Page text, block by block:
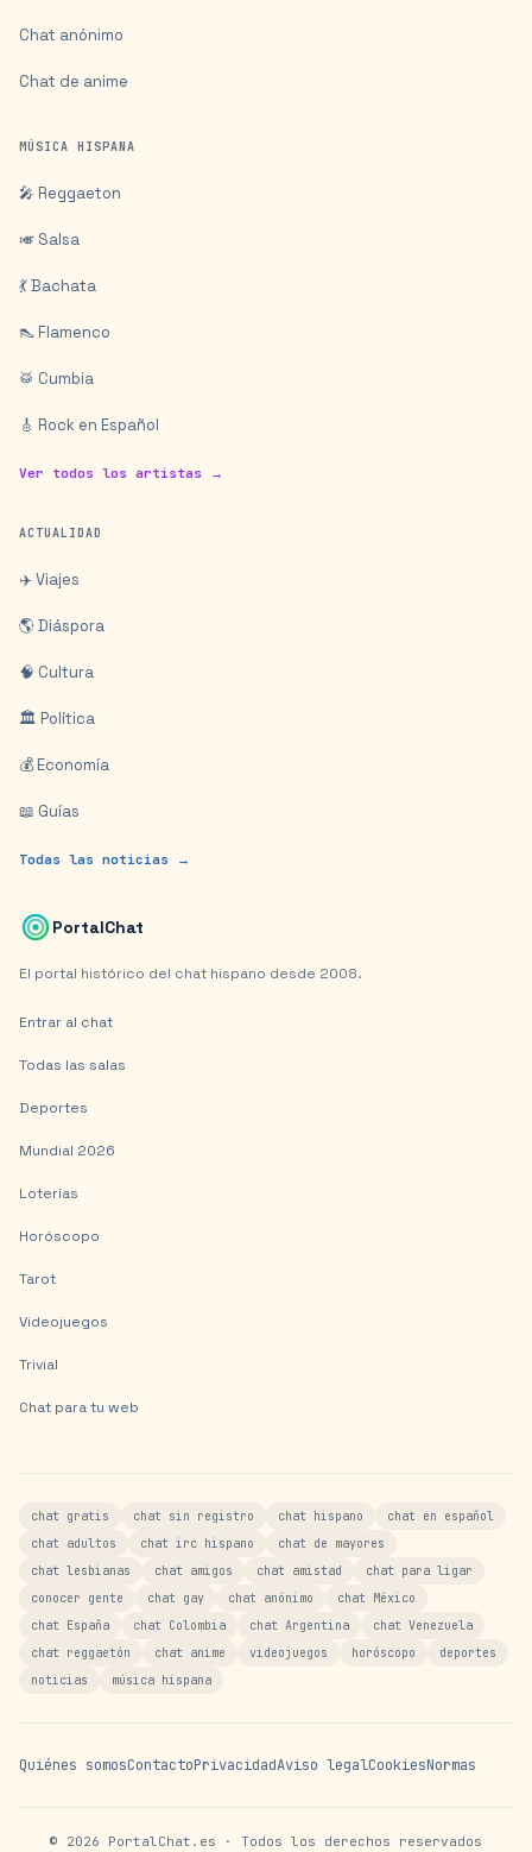
Chat anónimo
Chat de anime
MÚSICA HISPANA
🎤 Reggaeton
🎺 Salsa
💃 Bachata
👠 Flamenco
🥁 Cumbia
🎸 Rock en Español
Ver todos los artistas →
ACTUALIDAD
✈️ Viajes
🌎 Diáspora
🧠 Cultura
🏛️ Política
💰 Economía
📖 Guías
Todas las noticias →
PortalChat
El portal histórico del chat hispano desde 2008.
Entrar al chat
Todas las salas
Deportes
Mundial 2026
Loterías
Horóscopo
Tarot
Videojuegos
Trivial
Chat para tu web
chat gratis chat sin registro chat hispano
chat en español
chat adultos
chat irc hispano
chat de mayores
chat lesbianas
chat amigos chat amistad
chat para ligar
conocer gente
chat gay chat anónimo
chat México
chat España
chat Colombia chat Argentina
chat Venezuela
chat reggaetón
chat anime videojuegos horóscopo
deportes
noticias
música hispana
Quiénes somosContactoPrivacidadAviso legalCookiesNormas
© 2026 PortalChat.es · Todos los derechos reservados